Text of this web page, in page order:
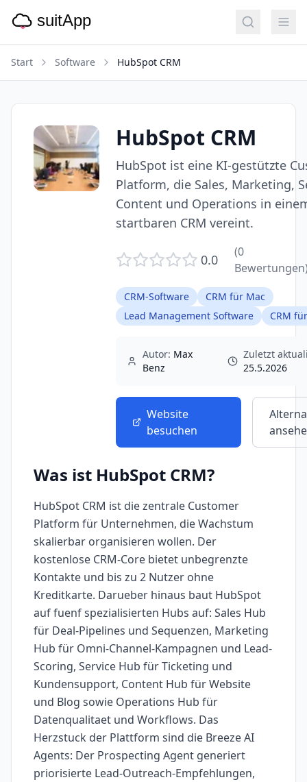
Start Software HubSpot CRM
HubSpot CRM
HubSpot ist eine KI-gestützte
Platform, die Sales, Marketing,
Content und Operations in
startbaren CRM vereint.
0.0 (0
CRM-Software
CRM für Mac
Lead Management Software
CRM
Autor: Max
Benz
Zuletzt
25.5.2026
Website
besuchen
Was ist HubSpot CRM?
HubSpot CRM ist die zentrale Customer
Platform für Unternehmen, die Wachstum
skalierbar organisieren wollen. Der
kostenlose CRM-Core bietet unbegrenzte
Kontakte und bis zu 2 Nutzer ohne
Kreditkarte. Darueber hinaus baut HubSpot
auf fuenf spezialisierten Hubs auf: Sales Hub
für Deal-Pipelines und Sequenzen, Marketing
Hub für Omni-Channel-Kampagnen und Lead-
Scoring, Service Hub für Ticketing und
Kundensupport, Content Hub für Website
und Blog sowie Operations Hub für
Datenqualitaet und Workflows. Das
Herzstuck der Plattform sind die Breeze AI
Agents: Der Prospecting Agent generiert
priorisierte Lead-Outreach-Empfehlungen,